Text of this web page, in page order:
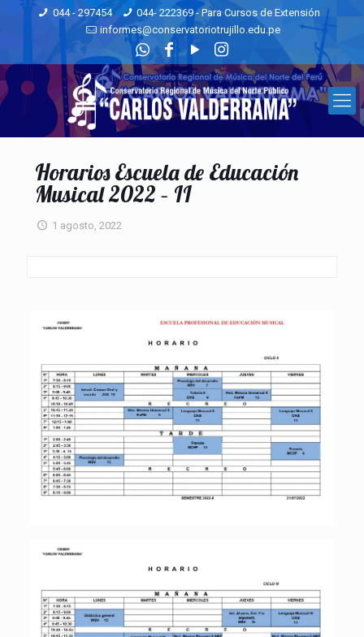
044 - 297454
044- 222369 - Para Cursos de Extensión
informes@conservatoriotrujillo.edu.pe
Horarios Escuela de Educación
Musical 2022 – II
1 agosto, 2022